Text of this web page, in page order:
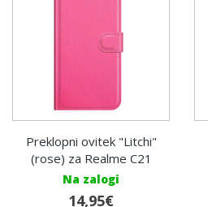
Preklopni ovitek "Litchi"
(rose) za Realme C21
Na zalogi
14,95€